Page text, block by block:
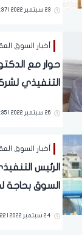
23 سبتمبر 2022 | 07:37 مساءً
أخبار السوق
حوار مع
التنفيذي
26 سبتمبر 2022 | 07:35 مساءً
أخبار السوق
الرئيس
السوق بحاجة
24 سبتمبر 2022 | 11:22 صباحاً